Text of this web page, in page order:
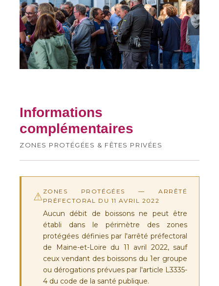
Informations
complémentaires
ZONES PROTÉGÉES & FÊTES PRIVÉES
⚠ZONES PROTÉGÉES — ARRÊTÉ
PRÉFECTORAL DU 11 AVRIL 2022
Aucun débit de boissons ne peut être
établi dans le périmètre des zones
protégées définies par l'arrêté préfectoral
de Maine-et-Loire du 11 avril 2022, sauf
ceux vendant des boissons du 1er groupe
ou dérogations prévues par l'article L3335-
4 du code de la santé publique.